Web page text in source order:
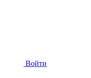
Войти